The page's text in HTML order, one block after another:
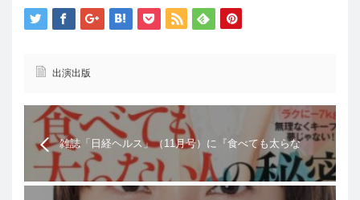
出演出版
雑誌「日経ヘルス」（11月号）に『食べても太らな
い人の秘密』の記事が掲載されました。 日経 Health
(ヘルス) 2013年 11月号